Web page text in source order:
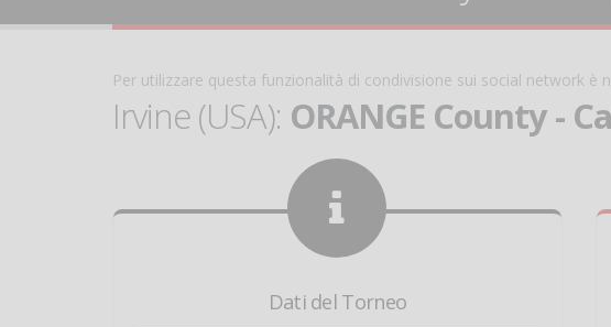
Per utilizzare questa funzionalità di condivisione sui social network è
Irvine (USA): ORANGE County -
Dati del Torneo